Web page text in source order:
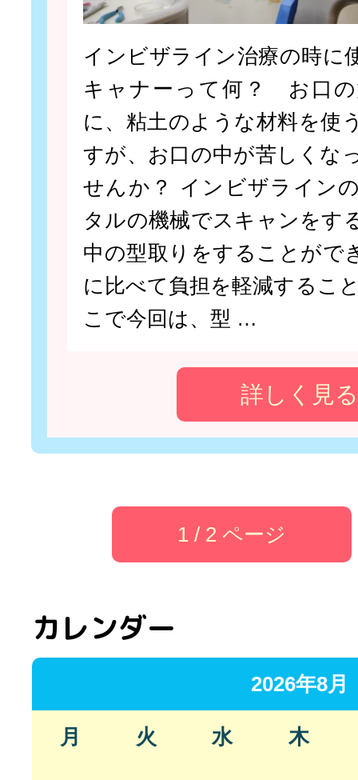
インビザライン治療の時に
キャナーって何？ お口
に、粘土のような材料を使
すが、お口の中が苦しくな
せんか？ インビザライン
タルの機械でスキャンをす
中の型取りをすることがで
に比べて負担を軽減するこ
こで今回は、型 …
詳しく見る
1 / 2 ページ
カレンダー
2026年8月
月 火 水 木